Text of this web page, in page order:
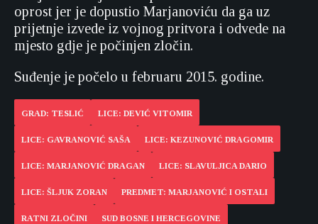
oprost jer je dopustio Marjanoviću da ga uz
prijetnje izvede iz vojnog pritvora i odvede na
mjesto gdje je počinjen zločin.
Suđenje je počelo u februaru 2015. godine.
GRAD: TESLIĆ LICE: DEVIĆ VITOMIR
LICE: GAVRANOVIĆ SAŠA LICE: KEZUNOVIĆ DRAGOMIR
LICE: MARJANOVIĆ DRAGAN LICE: SLAVULJICA DARIO
LICE: ŠLJUK ZORAN PREDMET: MARJANOVIĆ I OSTALI
RATNI ZLOČINI SUD BOSNE I HERCEGOVINE